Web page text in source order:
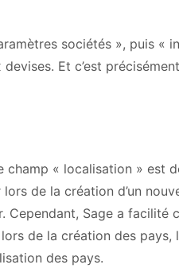
sociétés », puis «
Et c’est
champ « localisation » est
de la création d’un
Cependant, Sage a facilité
de la création des pays,
des pays.